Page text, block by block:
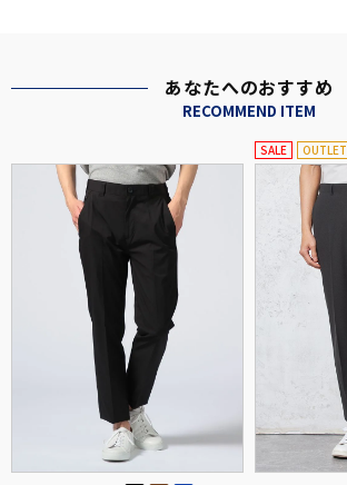
あなたへのおすすめ
RECOMMEND ITEM
SALE OUTLET